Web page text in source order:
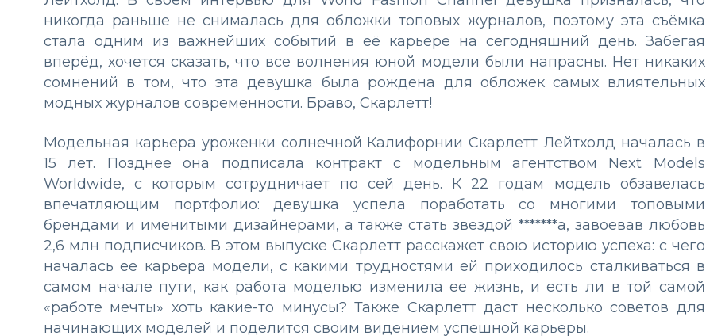
никогда раньше не снималась для обложки топовых журналов, поэтому эта съёмка
стала одним из важнейших событий в её карьере на сегодняшний день. Забегая
вперёд, хочется сказать, что все волнения юной модели были напрасны. Нет никаких
сомнений в том, что эта девушка была рождена для обложек самых влиятельных
модных журналов современности. Браво, Скарлетт!
Модельная карьера уроженки солнечной КалифорнииСкарлетт Лейтхолд началась в
15 лет. Позднее она подписала контракт с модельным агентством Next Models
Worldwide, с которым сотрудничает по сей день. К 22 годам модель обзавелась
впечатляющим портфолио: девушка успела поработать со многими топовыми
брендами и именитыми дизайнерами, а также стать звездой *******а, завоевав любовь
2,6 млн подписчиков. В этом выпуске Скарлетт расскажет свою историю успеха: с чего
началась ее карьера модели, с какими трудностями ей приходилось сталкиваться в
самом начале пути, как работа моделью изменила ее жизнь, и есть ли в той самой
«работе мечты» хоть какие-то минусы? Также Скарлетт даст несколько советов для
начинающих моделей и поделится своим видением успешной карьеры.